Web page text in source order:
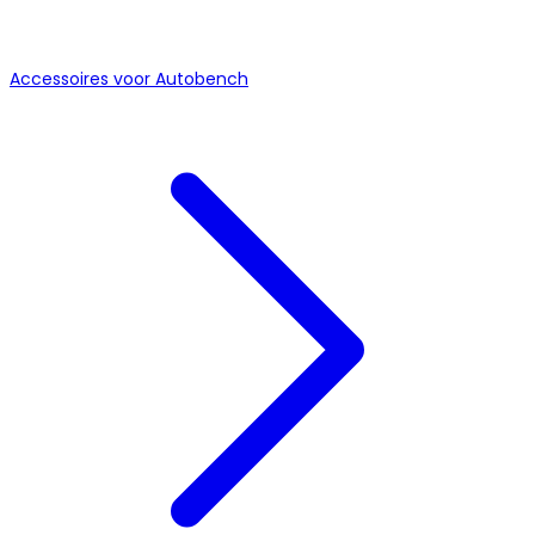
Accessoires voor Autobench